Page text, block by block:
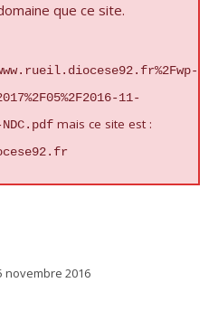
que ce site.
11-
mais ce site est :
novembre 2016